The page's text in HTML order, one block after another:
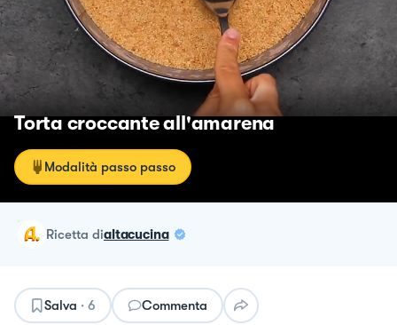
Torta croccante all'amarena
Modalità passo passo
ricetta dialtacucina
Salva · 6 Commenta